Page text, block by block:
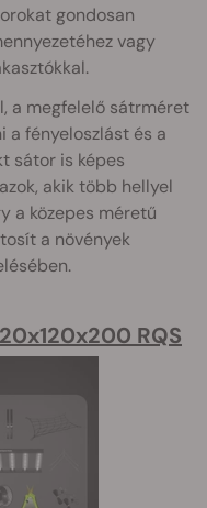
gondosan
vagy
a megfelelő sátrméret
a fényeloszlást és a
sátor is képes
akik több hellyel
a közepes méretű
a növények
RQS